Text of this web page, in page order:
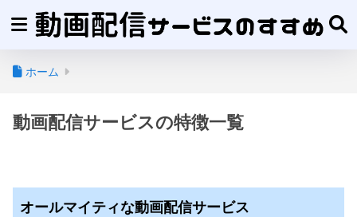
ホーム
動画配信サービスの特徴一覧
オールマイティな動画配信サービス